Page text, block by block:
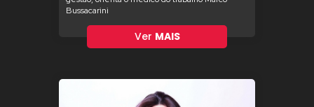
Bussacarini
Ver MAIS